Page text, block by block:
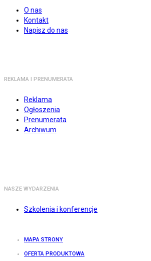
O nas
Kontakt
Napisz do nas
REKLAMA I PRENUMERATA
Reklama
Ogłoszenia
Prenumerata
Archiwum
NASZE WYDARZENIA
Szkolenia i konferencje
MAPA STRONY
OFERTA PRODUKTOWA